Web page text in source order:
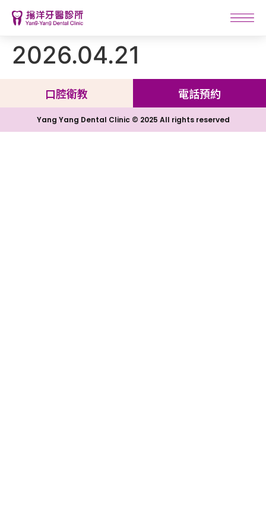
2026.04.21
口腔衛教 電話預約
Yang Yang Dental Clinic © 2025 All rights reserved